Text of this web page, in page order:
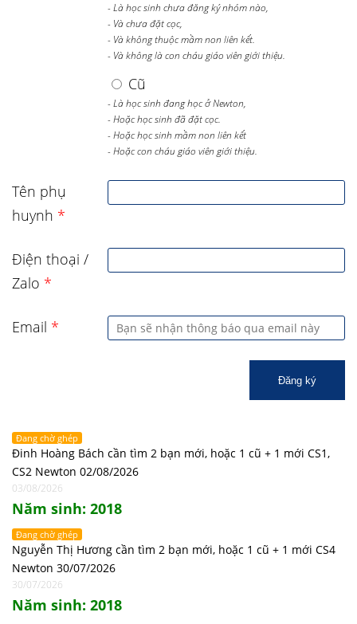
- Là học sinh chưa đăng ký nhóm nào,
- Và chưa đặt cọc,
- Và không thuộc mầm non liên kết.
- Và không là con cháu giáo viên giới thiệu.
Cũ
- Là học sinh đang học ở Newton,
- Hoặc học sinh đã đặt cọc.
- Hoặc học sinh mầm non liên kết
- Hoặc con cháu giáo viên giới thiệu.
Tên phụ
huynh *
Điện thoại /
Zalo *
Email *
Đăng ký
Đang chờ ghép
Đinh Hoàng Bách cần tìm 2 bạn mới, hoặc 1 cũ + 1 mới CS1,
CS2 Newton 02/08/2026
03/08/2026
Năm sinh: 2018
Đang chờ ghép
Nguyễn Thị Hương cần tìm 2 bạn mới, hoặc 1 cũ + 1 mới CS4
Newton 30/07/2026
30/07/2026
Năm sinh: 2018